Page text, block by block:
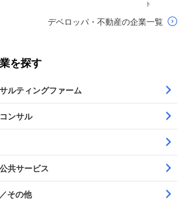
ト
デベロッパ・不動産の企業一覧
を探す
ルティングファーム
ンサル
共サービス
その他